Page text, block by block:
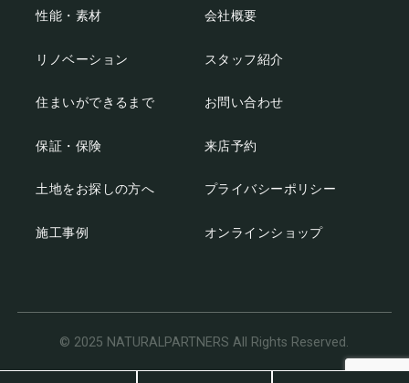
性能・素材
リノベーション
住まいができるまで
保証・保険
土地をお探しの方へ
施工事例
会社概要
スタッフ紹介
お問い合わせ
来店予約
プライバシーポリシー
オンラインショップ
© 2025 NATURALPARTNERS All Rights Reserved.